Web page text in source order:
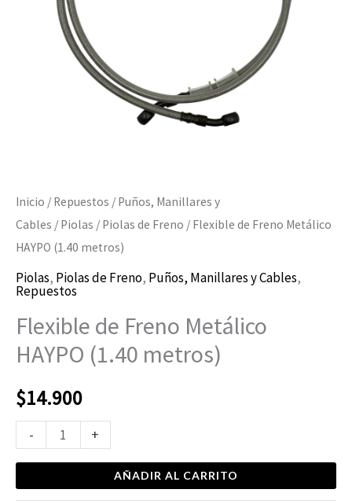
Inicio / Repuestos / Puños, Manillares y
Cables / Piolas / Piolas de Freno / Flexible de Freno Metálico
HAYPO (1.40 metros)
Piolas, Piolas de Freno, Puños, Manillares y Cables,
Repuestos
Flexible de Freno Metálico
HAYPO (1.40 metros)
$14.900
-
cantidad
+
AÑADIR AL CARRITO